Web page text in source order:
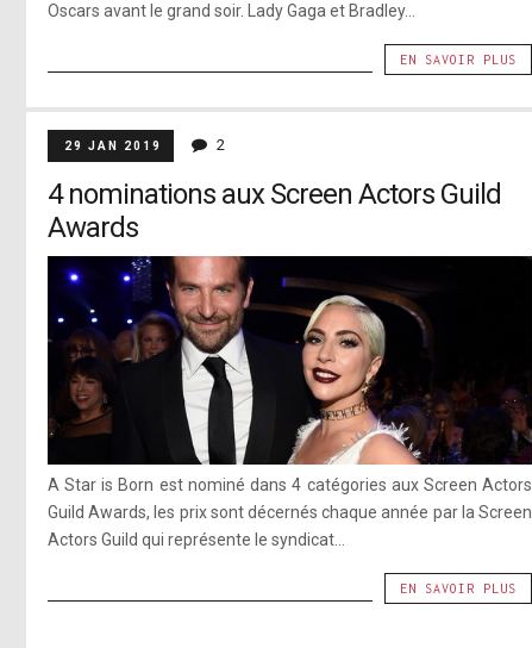
Oscars avant le grand soir. Lady Gaga et Bradley...
EN SAVOIR PLUS
29 JAN 2019 2
4 nominations aux Screen Actors Guild
Awards
A Star is Born est nominé dans 4 catégories aux Screen Actors
Guild Awards, les prix sont décernés chaque année par la Screen
Actors Guild qui représente le syndicat...
EN SAVOIR PLUS